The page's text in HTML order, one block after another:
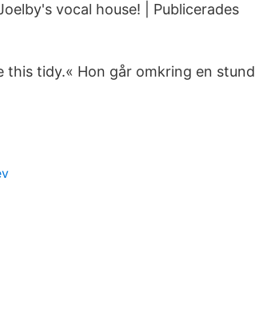
vocal house! | Publicerades
this tidy.« Hon går omkring en stund